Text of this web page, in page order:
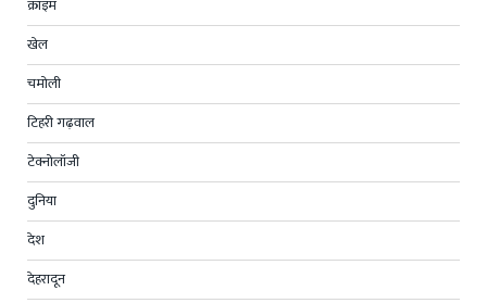
क्राइम
खेल
चमोली
टिहरी गढ़वाल
टेक्नोलॉजी
दुनिया
देश
देहरादून